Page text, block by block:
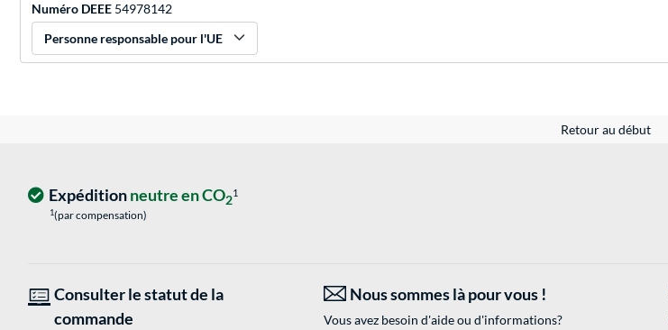
Numéro DEEE 54978142
Personne responsable pour l'UE
Retour au début
Expéditionneutre en CO21
1(par compensation)
Consulter le statut de la
commande
Nous sommes là pour vous !
Vous avez besoin d'aide ou d'informations?